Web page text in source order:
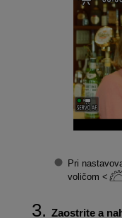
Pri
voličom
Zaostrite a